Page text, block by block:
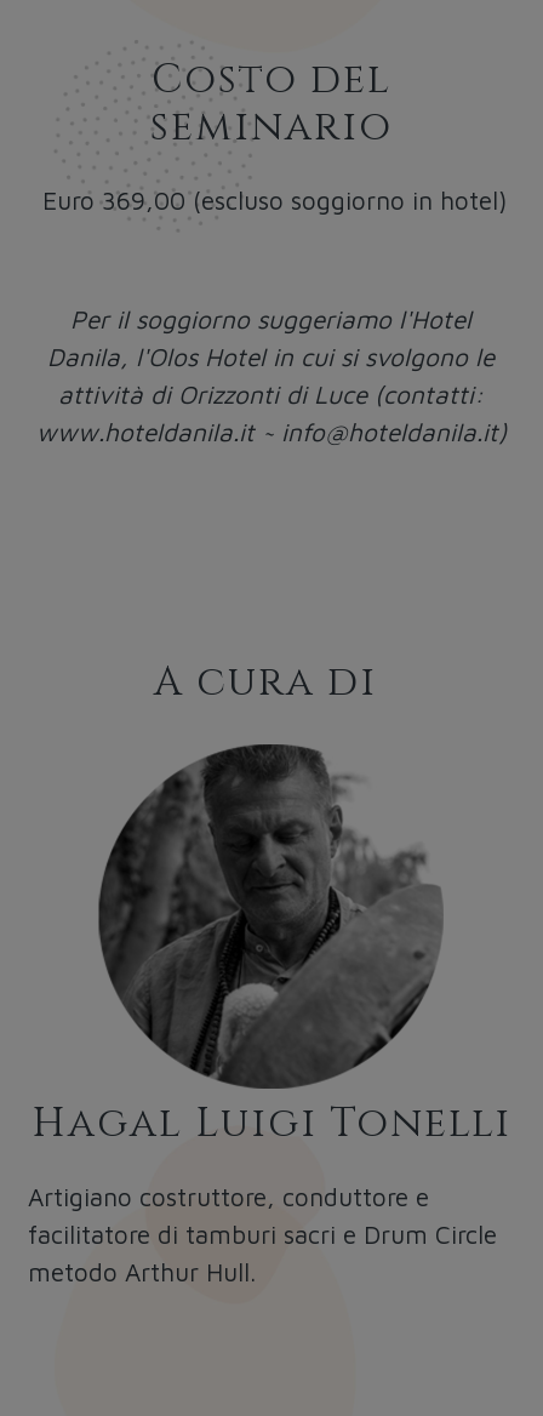
Costo del
seminario
Euro 369,00 (escluso soggiorno in hotel)
Per il soggiorno suggeriamo l'Hotel
Danila, l'Olos Hotel in cui si svolgono le
attività di Orizzonti di Luce (contatti:
www.hoteldanila.it~ info@hoteldanila.it)
A cura di
Hagal Luigi Tonelli
Artigiano costruttore, conduttore e
facilitatore di tamburi sacri e Drum Circle
metodo Arthur Hull.